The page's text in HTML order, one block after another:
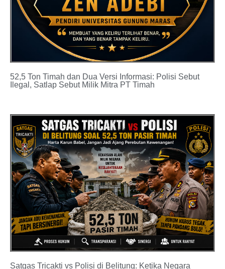
52,5 Ton Timah dan Dua Versi Informasi: Polisi Sebut
Ilegal, Satlap Sebut Milik Mitra PT Timah
Satgas Tricakti vs Polisi di Belitung: Ketika Negara